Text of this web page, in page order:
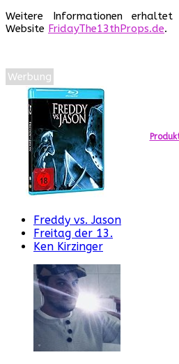
Weitere Informationen
Website FridayThe13thProps.de.
Werbung
Freddy vs. Jason
Freitag der 13.
Ken Kirzinger